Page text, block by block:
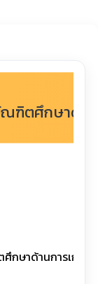
ฑิตศึกษาด้า
ษาด้านการเกษต